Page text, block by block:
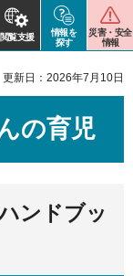
閲覧支援
情報を
探す
災害・安全
情報
更新日：2026年7月10日
の育児
ンドブッ